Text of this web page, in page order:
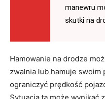
manewru
skutki na
Hamowanie na drodze
zwalnia lub hamuje swoim
ograniczyć prędkość